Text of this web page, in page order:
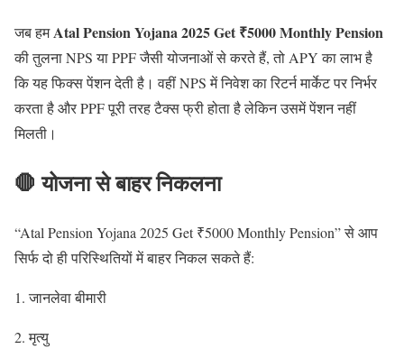
जब हमAtal Pension Yojana 2025 Get ₹5000 Monthly Pension
की तुलना NPS या PPF जैसी योजनाओं से करते हैं, तो APY का लाभ है
कि यह फिक्स पेंशन देती है। वहीं NPS में निवेश का रिटर्न मार्केट पर निर्भर
करता है और PPF पूरी तरह टैक्स फ्री होता है लेकिन उसमें पेंशन नहीं
मिलती।
🛑 योजना से बाहर निकलना
“Atal Pension Yojana 2025 Get ₹5000 Monthly Pension” से आप
सिर्फ दो ही परिस्थितियों में बाहर निकल सकते हैं:
जानलेवा बीमारी
मृत्यु